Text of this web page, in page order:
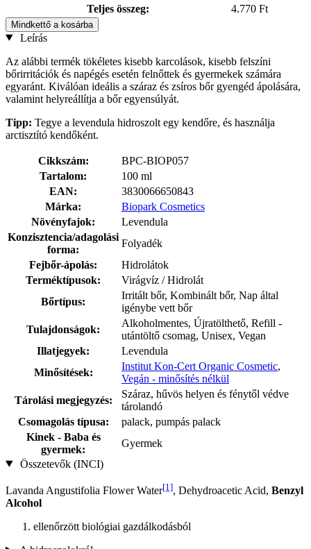
Teljes összeg:
4.770 Ft
Mindkettő a kosárba
Leírás
Az alábbi termék tökéletes kisebb karcolások, kisebb felszíni
bőrirritációk és napégés esetén felnőttek és gyermekek számára
egyaránt. Kiválóan ideális a száraz és zsíros bőr gyengéd ápolására,
valamint helyreállítja a bőr egyensúlyát.
Tipp: Tegye a levendula hidroszolt egy kendőre, és használja
arctisztító kendőként.
Cikkszám:
BPC-BIOP057
Tartalom:
100 ml
EAN:
3830066650843
Márka:
Biopark Cosmetics
Növényfajok:
Levendula
Konzisztencia/adagolási
forma:
Folyadék
Fejbőr-ápolás:
Hidrolátok
Terméktípusok:
Virágvíz / Hidrolát
Bőrtípus:
Irritált bőr, Kombinált bőr, Nap által
igénybe vett bőr
Tulajdonságok:
Alkoholmentes, Újratölthető, Refill -
utántöltő csomag, Unisex, Vegan
Illatjegyek:
Levendula
Minősítések:
Institut Kon-Cert Organic Cosmetic,
Vegán - minősítés nélkül
Tárolási megjegyzés:
Száraz, hűvös helyen és fénytől védve
tárolandó
Csomagolás típusa:
palack, pumpás palack
Kinek - Baba és
gyermek:
Gyermek
Összetevők (INCI)
Lavanda Angustifolia Flower Water[1], Dehydroacetic Acid, Benzyl
Alcohol
ellenőrzött biológiai gazdálkodásból